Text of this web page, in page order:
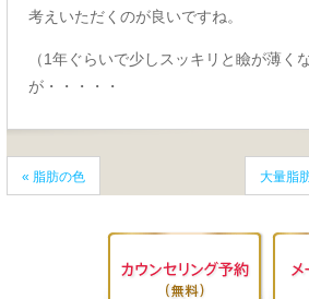
考えいただくのが良いですね。
（1年ぐらいで少しスッキリと瞼が薄く
が・・・・・
« 脂肪の色 大量脂